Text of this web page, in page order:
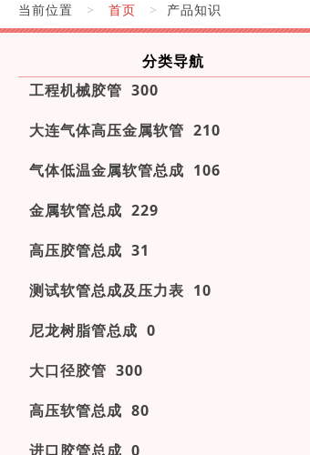
当前位置 > 首页 > 产品知识
分类导航
工程机械胶管 300
大连气体高压金属软管 210
气体低温金属软管总成 106
金属软管总成 229
高压胶管总成 31
测试软管总成及压力表 10
尼龙树脂管总成 0
大口径胶管 300
高压软管总成 80
进口胶管总成 0